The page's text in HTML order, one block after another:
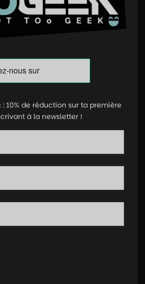
10% de réduction sur ta première
à la newsletter !